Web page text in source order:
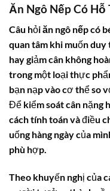
Ăn Ngô Nếp Có Hỗ
Câu hỏiăn ngô nếp có
quan tâm khi muốn
hay giảm cân không
trong một loại thực
bạn nạp vào cơ thể so
Để kiểm soát cân nặng
cách tính toán và điều
uống hàng ngày của
phù hợp.
Theo khuyến nghị của